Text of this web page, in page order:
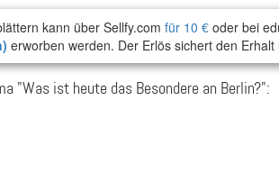
kann über Sellfy.com für 10 € oder bei
erworben werden. Der Erlös sichert den
"Was ist heute das Besondere an Berlin?":